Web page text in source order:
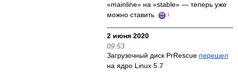
«mainline» на «stable» — теперь уже
можно ставить
1
2 июня 2020
09:53
Загрузочный диск PrRescue перешел
на ядро Linux 5.7